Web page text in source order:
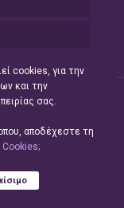
Media
cookies, για την
και την
σας.
αποδέχεστε τη
Cookies;